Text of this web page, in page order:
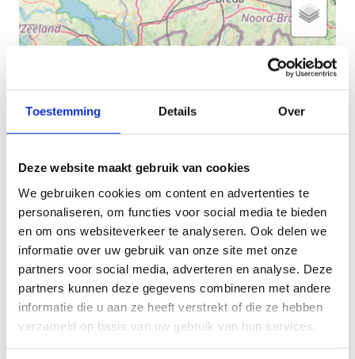
Toestemming Details Over
Deze website maakt gebruik van cookies
We gebruiken cookies om content en advertenties te
personaliseren, om functies voor social media te bieden
en om ons websiteverkeer te analyseren. Ook delen we
informatie over uw gebruik van onze site met onze
partners voor social media, adverteren en analyse. Deze
partners kunnen deze gegevens combineren met andere
informatie die u aan ze heeft verstrekt of die ze hebben
verzameld op basis van uw gebruik van hun services.
+
−